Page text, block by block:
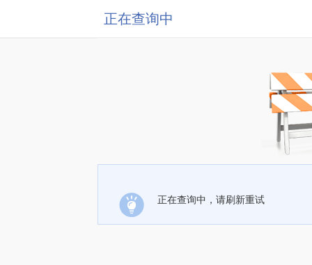
正在查询中
正在查询中，请刷新重试